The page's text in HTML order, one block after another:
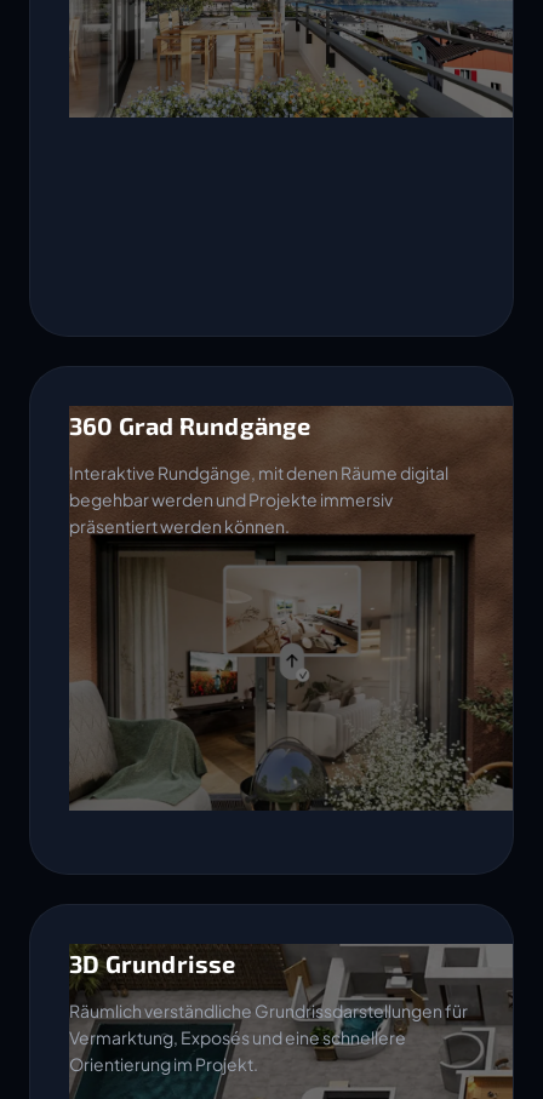
360 Grad Rundgänge
Interaktive Rundgänge, mit denen Räume digital
begehbar werden und Projekte immersiv
präsentiert werden können.
3D Grundrisse
Räumlich verständliche Grundrissdarstellungen für
Vermarktung, Exposés und eine schnellere
Orientierung im Projekt.